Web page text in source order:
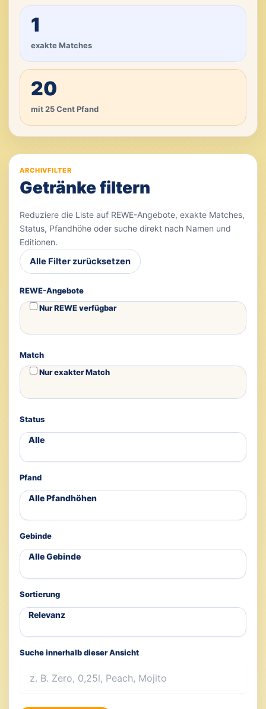
1
exakte Matches
20
mit 25 Cent Pfand
ARCHIVFILTER
Getränke filtern
Reduziere die Liste auf REWE-Angebote, exakte Matches,
Status, Pfandhöhe oder suche direkt nach Namen und
Editionen.
Alle Filter zurücksetzen
REWE-Angebote
Nur REWE verfügbar
Match
Nur exakter Match
Status
Pfand
Gebinde
Sortierung
Suche innerhalb dieser Ansicht